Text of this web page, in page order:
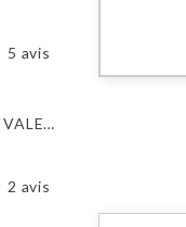
5 avis
NAPPE ENDUITE VALENSOLE JAUNE
2 avis